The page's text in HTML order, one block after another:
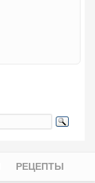
РЕЦЕПТЫ